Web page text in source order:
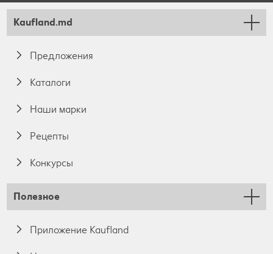
Kaufland.md
Предложения
Каталоги
Наши марки
Pецепты
Конкурсы
Полезное
Приложение Kaufland